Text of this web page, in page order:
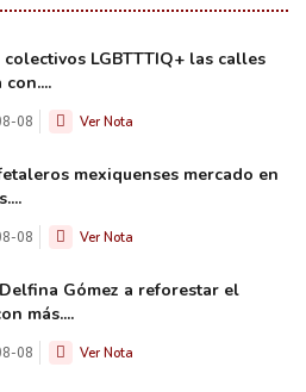
LGBTTTIQ+ las calles
con....
08 Ver Nota
mexiquenses mercado en
08 Ver Nota
Gómez a reforestar el
más....
08 Ver Nota